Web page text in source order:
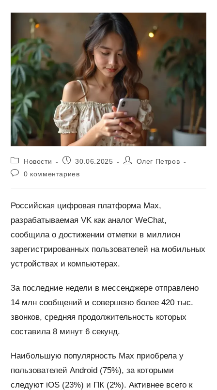
Рубрика
записи:
Новости
Запись30.06.2025
АвторОлег Петров
Комментарии
0 комментариев
Российская цифровая платформа Max,
разрабатываемая VK как аналог WeChat,
сообщила о достижении отметки в миллион
зарегистрированных пользователей на мобильных
устройствах и компьютерах.
За последние недели в мессенджере отправлено
14 млн сообщений и совершено более 420 тыс.
звонков, средняя продолжительность которых
составила 8 минут 6 секунд.
Наибольшую популярность Max приобрела у
пользователей Android (75%), за которыми
следуют iOS (23%) и ПК (2%). Активнее всего к